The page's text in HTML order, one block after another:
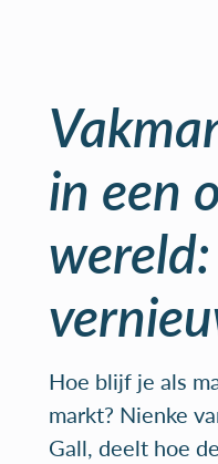
in een
Hoe blijf je als
markt? Nienke
Gall, deelt hoe